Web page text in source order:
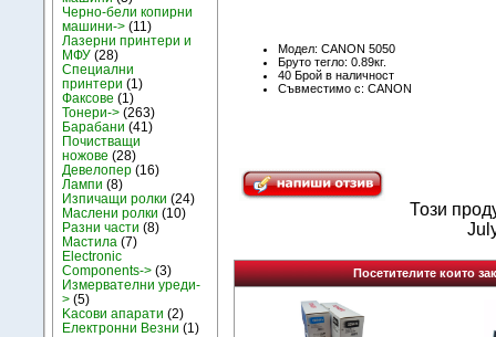
Черно-бели копирни
машини-> (11)
Лазерни принтери и
МФУ (28)
Специални
принтери (1)
Факсове (1)
Тонери-> (263)
Барабани (41)
Почистващи
ножове (28)
Девелопер (16)
Лампи (8)
Изпичащи ролки (24)
Маслени ролки (10)
Разни части (8)
Мастила (7)
Electronic
Components-> (3)
Измервателни уреди-
> (5)
Kасови апарати (2)
Електронни Везни (1)
Модел: CANON 5050
Бруто тегло: 0.89кг.
40 Брой в наличност
Съвместимо с: CANON
Този
Посетителите които